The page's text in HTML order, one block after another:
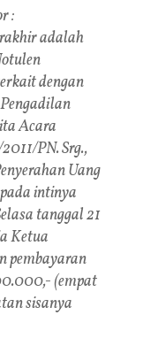
:
adalah
dengan
Acara
PN. Srg.,
Uang
intinya
tanggal 21
Ketua
pembayaran
(empat
sisanya